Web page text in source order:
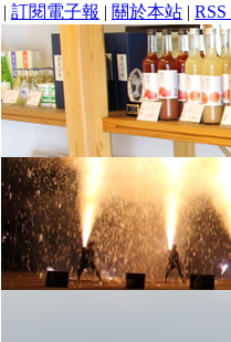
| 訂閱電子報 | 關於本站 | RSS